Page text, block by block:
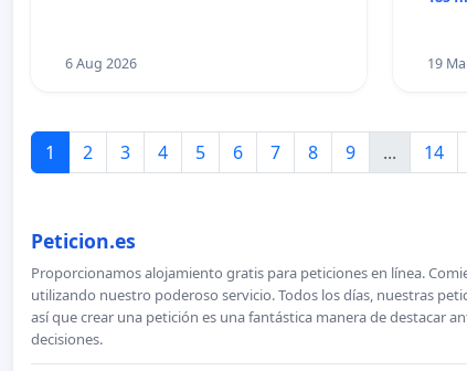
6 Aug 2026 19
1 2 3 4 5 6 7 8 9 ... 14
Peticion.es
Proporcionamos alojamiento gratis para peticiones en línea.
utilizando nuestro poderoso servicio. Todos los días, nuestras
así que crear una petición es una fantástica manera de destacar
decisiones.